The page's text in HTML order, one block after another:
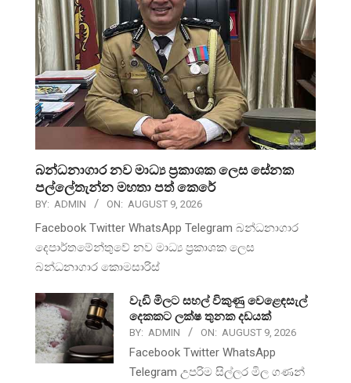
බන්ධනාගාර නව මාධ්‍ය ප්‍රකාශක ලෙස සේනක
පල්ලේතැන්න මහතා පත් කෙරේ
BY: ADMIN ON: AUGUST 9, 2026
Facebook Twitter WhatsApp Telegram බන්ධනාගාර
දෙපාර්තමේන්තුවේ නව මාධ්‍ය ප්‍රකාශක ලෙස
බන්ධනාගාර කොමසාරිස්
වැඩි මිලට සහල් විකුණු වෙළෙඳසැල්
දෙකකට ලක්ෂ තුනක දඩයක්
BY: ADMIN ON: AUGUST 9, 2026
Facebook Twitter WhatsApp
Telegram උපරිම සිල්ලර මිල ගණන්